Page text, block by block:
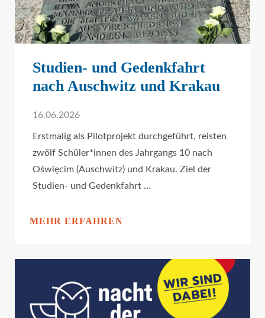
Studien- und Gedenkfahrt
nach Auschwitz und Krakau
16.06.2026
Erstmalig als Pilotprojekt durchgeführt, reisten
zwölf Schüler*innen des Jahrgangs 10 nach
Oświęcim (Auschwitz) und Krakau. Ziel der
Studien- und Gedenkfahrt …
MEHR ERFAHREN